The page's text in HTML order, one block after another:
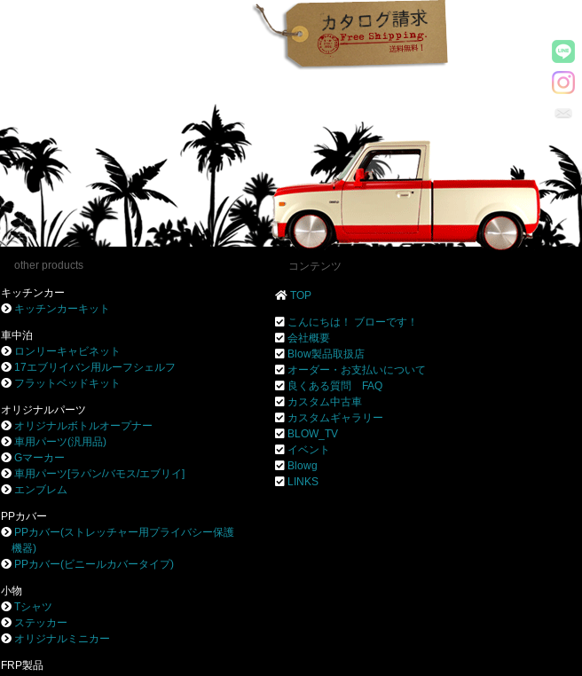
other products
キッチンカー
キッチンカーキット
車中泊
ロンリーキャビネット
17エブリイバン用ルーフシェルフ
フラットベッドキット
オリジナルパーツ
オリジナルボトルオープナー
車用パーツ(汎用品)
Gマーカー
車用パーツ[ラパン/バモス/エブリイ]
エンブレム
PPカバー
PPカバー(ストレッチャー用プライバシー保護
機器)
PPカバー(ビニールカバータイプ)
小物
Tシャツ
ステッカー
オリジナルミニカー
FRP製品
コンテンツ
TOP
こんにちは！ ブローです！
会社概要
Blow製品取扱店
オーダー・お支払いについて
良くある質問 FAQ
カスタム中古車
カスタムギャラリー
BLOW_TV
イベント
Blowg
LINKS